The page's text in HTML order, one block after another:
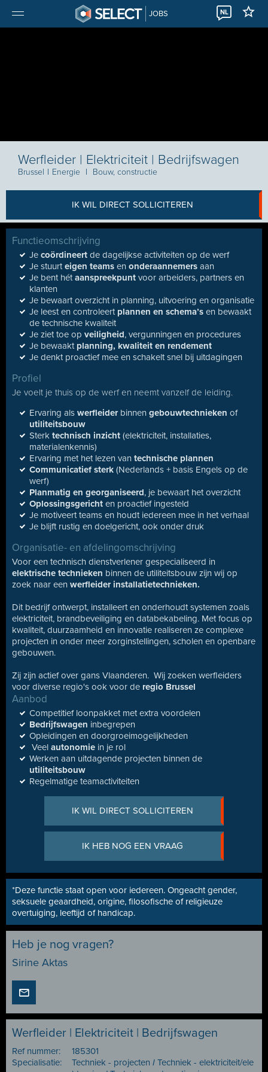
JOBS NL
Werfleider | Elektriciteit | Bedrijfswagen
Brussel I Energie I Bouw, constructie
IK WIL DIRECT SOLLICITEREN
Functieomschrijving
Je coördineert de dagelijkse activiteiten op de werf
Je stuurteigen teams en onderaannemers aan
Je bent hétaanspreekpunt voor arbeiders, partners en
klanten
Je bewaart overzicht in planning, uitvoering en organisatie
Je leest en controleert plannen en schema’s en bewaakt
de technische kwaliteit
Je ziet toe op veiligheid, vergunningen en procedures
Je bewaakt planning, kwaliteit en rendement
Je denkt proactief mee en schakelt snel bij uitdagingen
Profiel
Je voelt je thuis op de werf en neemt vanzelf de leiding.
Ervaring als werfleiderbinnen gebouwtechnieken of
utiliteitsbouw
Sterk technisch inzicht (elektriciteit, installaties,
materialenkennis)
Ervaring met het lezen van technische plannen
Communicatief sterk (Nederlands + basis Engels op de
werf)
Planmatig en georganiseerd, je bewaart het overzicht
Oplossingsgericht en proactief ingesteld
Je motiveert teams en houdt iedereen mee in het verhaal
Je blijft rustig en doelgericht, ook onder druk
Organisatie- en afdelingomschrijving
Voor een technisch dienstverlener gespecialiseerd in
elektrische technieken binnen de utiliteitsbouw zijn wij op
zoek naar een werfleider installatietechnieken.
Dit bedrijf ontwerpt, installeert en onderhoudt systemen zoals
elektriciteit, brandbeveiliging en databekabeling. Met focus op
kwaliteit, duurzaamheid en innovatie realiseren ze complexe
projecten in onder meer zorginstellingen, scholen en openbare
gebouwen.
Zij zijn actief over gans Vlaanderen. Wij zoeken werfleiders
voor diverse regio's ook voor de regio Brussel
Aanbod
Competitief loonpakket met extra voordelen
Bedrijfswagen inbegrepen
Opleidingen en doorgroeimogelijkheden
Veel autonomie in je rol
Werken aan uitdagende projecten binnen de
utiliteitsbouw
Regelmatige teamactiviteiten
IK WIL DIRECT SOLLICITEREN
IK HEB NOG EEN VRAAG
*Deze functie staat open voor iedereen. Ongeacht gender,
seksuele geaardheid, origine, filosofische of religieuze
overtuiging, leeftijd of handicap.
Heb je nog vragen?
Sirine Aktas
Werfleider | Elektriciteit | Bedrijfswagen
Ref nummer:
185301
Specialisatie:
Techniek - projecten I Techniek - elektriciteit/ele